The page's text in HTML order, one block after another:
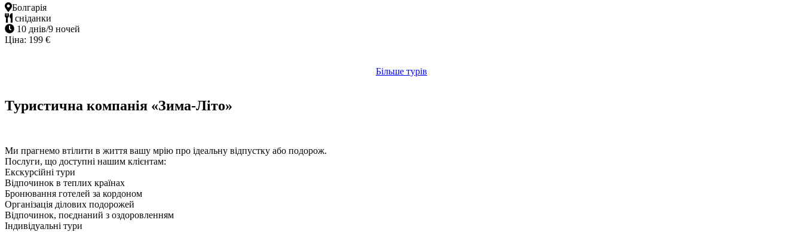
Болгарія
сніданки
10 днів/9 ночей
Ціна: 199 €
Більше турів
Туристична компанія «Зима-Літо»
Ми прагнемо втілити в життя вашу мрію про ідеальну відпустку або подорож.
Послуги, що доступні нашим клієнтам:
Екскурсійні тури
Відпочинок в теплих країнах
Бронювання готелей за кордоном
Організація ділових подорожей
Відпочинок, поєднаний з оздоровленням
Індивідуальні тури